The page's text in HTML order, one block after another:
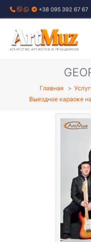
Перейти
+38 095 392 67 67
АГЕНТСТВО АРТИСТОВ И ПРАЗДНИКОВ
Главная
Выездное караоке